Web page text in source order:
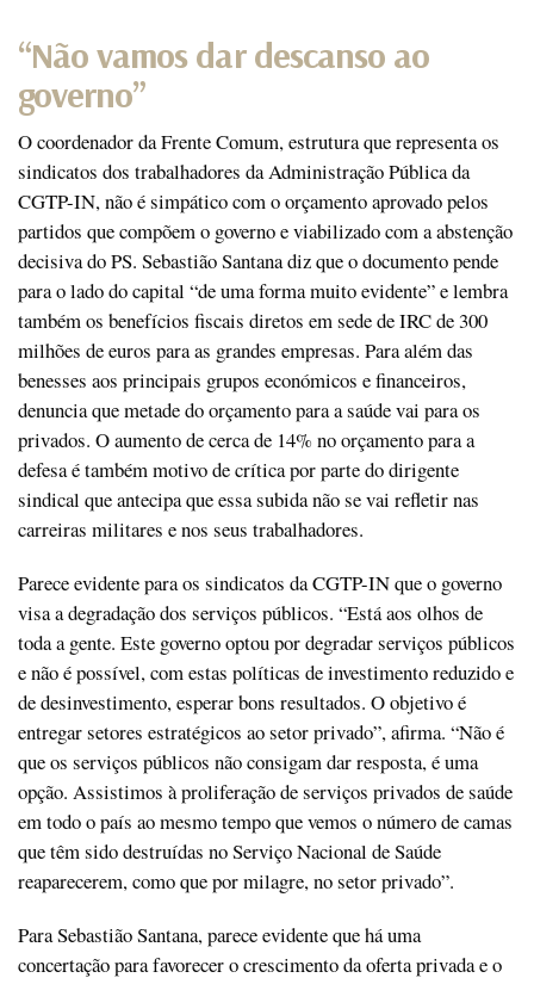
“Não vamos dar descanso ao
governo”
O coordenador da Frente Comum, estrutura que representa os
sindicatos dos trabalhadores da Administração Pública da
CGTP-IN, não é simpático com o orçamento aprovado pelos
partidos que compõem o governo e viabilizado com a abstenção
decisiva do PS. Sebastião Santana diz que o documento pende
para o lado do capital “de uma forma muito evidente” e lembra
também os benefícios fiscais diretos em sede de IRC de 300
milhões de euros para as grandes empresas. Para além das
benesses aos principais grupos económicos e financeiros,
denuncia que metade do orçamento para a saúde vai para os
privados. O aumento de cerca de 14% no orçamento para a
defesa é também motivo de crítica por parte do dirigente
sindical que antecipa que essa subida não se vai refletir nas
carreiras militares e nos seus trabalhadores.
Parece evidente para os sindicatos da CGTP-IN que o governo
visa a degradação dos serviços públicos. “Está aos olhos de
toda a gente. Este governo optou por degradar serviços públicos
e não é possível, com estas políticas de investimento reduzido e
de desinvestimento, esperar bons resultados. O objetivo é
entregar setores estratégicos ao setor privado”, afirma. “Não é
que os serviços públicos não consigam dar resposta, é uma
opção. Assistimos à proliferação de serviços privados de saúde
em todo o país ao mesmo tempo que vemos o número de camas
que têm sido destruídas no Serviço Nacional de Saúde
reaparecerem, como que por milagre, no setor privado”.
Para Sebastião Santana, parece evidente que há uma
concertação para favorecer o crescimento da oferta privada e o